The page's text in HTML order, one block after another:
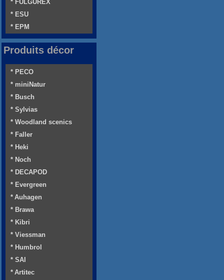
* FULGUREX
* ESU
* EPM
Produits décor
* PECO
* miniNatur
* Busch
* Sylvias
* Woodland scenics
* Faller
* Heki
* Noch
* DECAPOD
* Evergreen
* Auhagen
* Brawa
* Kibri
* Viessman
* Humbrol
* SAI
* Artitec